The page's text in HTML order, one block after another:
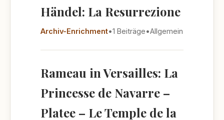
Händel: La Resurrezione
Archiv-Enrichment•1 Beiträge•Allgemein
Rameau in Versailles: La
Princesse de Navarre –
Platee – Le Temple de la